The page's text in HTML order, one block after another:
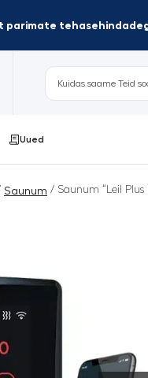
parimate
Uued
Saunum / Saunum “Leil Plus